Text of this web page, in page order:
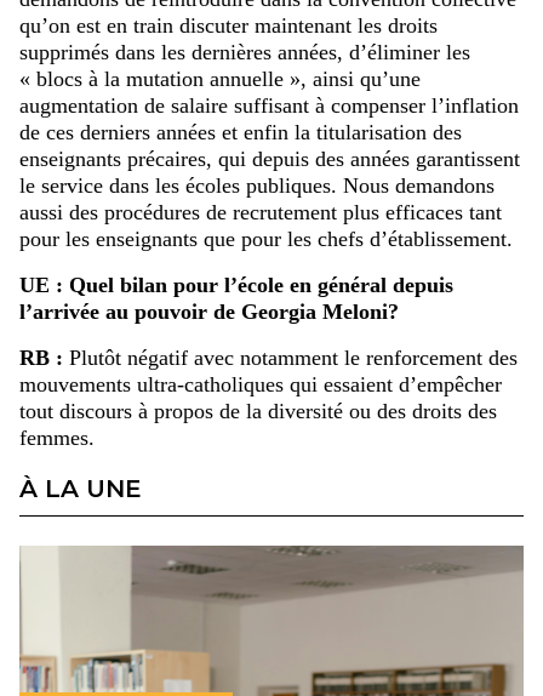
qu’on est en train discuter maintenant les droits
supprimés dans les dernières années, d’éliminer les
« blocs à la mutation annuelle », ainsi qu’une
augmentation de salaire suffisant à compenser l’inflation
de ces derniers années et enfin la titularisation des
enseignants précaires, qui depuis des années garantissent
le service dans les écoles publiques. Nous demandons
aussi des procédures de recrutement plus efficaces tant
pour les enseignants que pour les chefs d’établissement.
UE : Quel bilan pour l’école en général depuis
l’arrivée au pouvoir de Georgia Meloni?
RB : Plutôt négatif avec notamment le renforcement des
mouvements ultra-catholiques qui essaient d’empêcher
tout discours à propos de la diversité ou des droits des
femmes.
À LA UNE